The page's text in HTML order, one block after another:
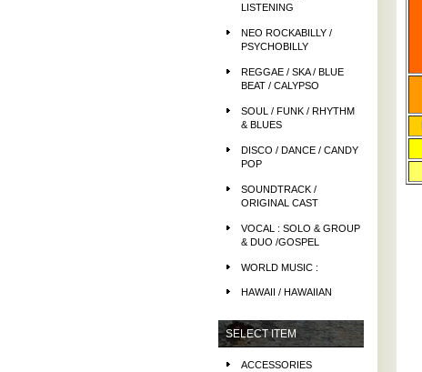
LISTENING
NEO ROCKABILLY /
PSYCHOBILLY
REGGAE / SKA / BLUE
BEAT / CALYPSO
SOUL / FUNK / RHYTHM
& BLUES
DISCO / DANCE / CANDY
POP
SOUNDTRACK /
ORIGINAL CAST
VOCAL : SOLO & GROUP
& DUO /GOSPEL
WORLD MUSIC :
HAWAII / HAWAIIAN
SELECT ITEM
ACCESSORIES